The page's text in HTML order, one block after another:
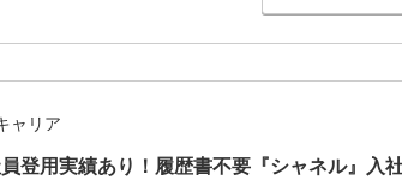
ャリア
員登用実績あり！履歴書不要『シャネル』入